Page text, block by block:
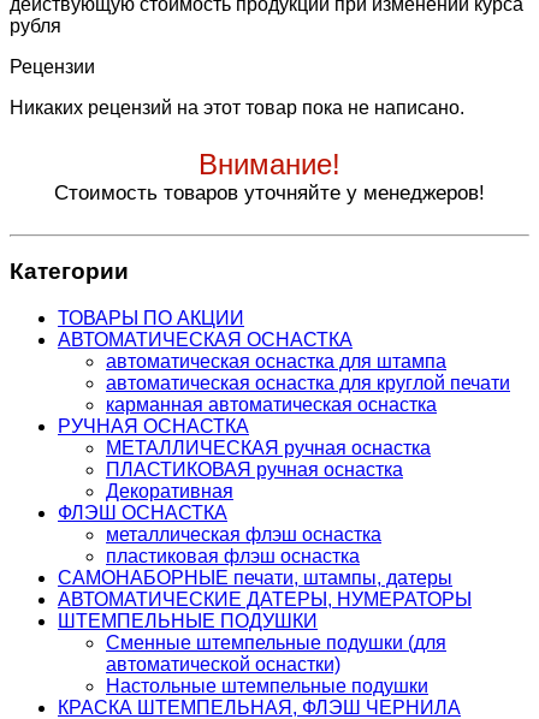
рубля
Рецензии
Никаких рецензий на этот товар пока не написано.
Внимание!
Стоимость товаров уточняйте у менеджеров!
Категории
ТОВАРЫ ПО АКЦИИ
АВТОМАТИЧЕСКАЯ ОСНАСТКА
автоматическая оснастка для штампа
автоматическая оснастка для круглой печати
карманная автоматическая оснастка
РУЧНАЯ ОСНАСТКА
МЕТАЛЛИЧЕСКАЯ ручная оснастка
ПЛАСТИКОВАЯ ручная оснастка
Декоративная
ФЛЭШ ОСНАСТКА
металлическая флэш оснастка
пластиковая флэш оснастка
САМОНАБОРНЫЕ печати, штампы, датеры
АВТОМАТИЧЕСКИЕ ДАТЕРЫ, НУМЕРАТОРЫ
ШТЕМПЕЛЬНЫЕ ПОДУШКИ
Сменные штемпельные подушки (для
автоматической оснастки)
Настольные штемпельные подушки
КРАСКА ШТЕМПЕЛЬНАЯ, ФЛЭШ ЧЕРНИЛА